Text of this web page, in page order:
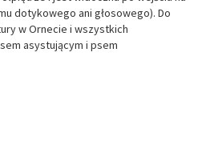
dotykowego ani głosowego). Do
w Ornecie i wszystkich
asystującym i psem